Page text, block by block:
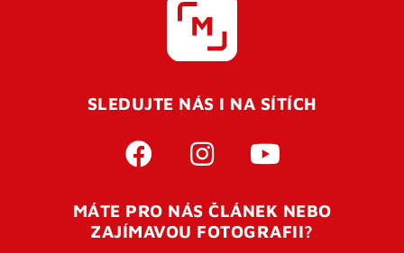
SLEDUJTE NÁS I NA SÍTÍCH
MÁTE PRO NÁS ČLÁNEK NEBO
ZAJÍMAVOU FOTOGRAFII?